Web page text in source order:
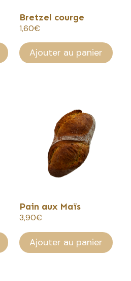
Bretzel courge
1,60€
Ajouter au panier
Pain aux Maïs
3,90€
Ajouter au panier